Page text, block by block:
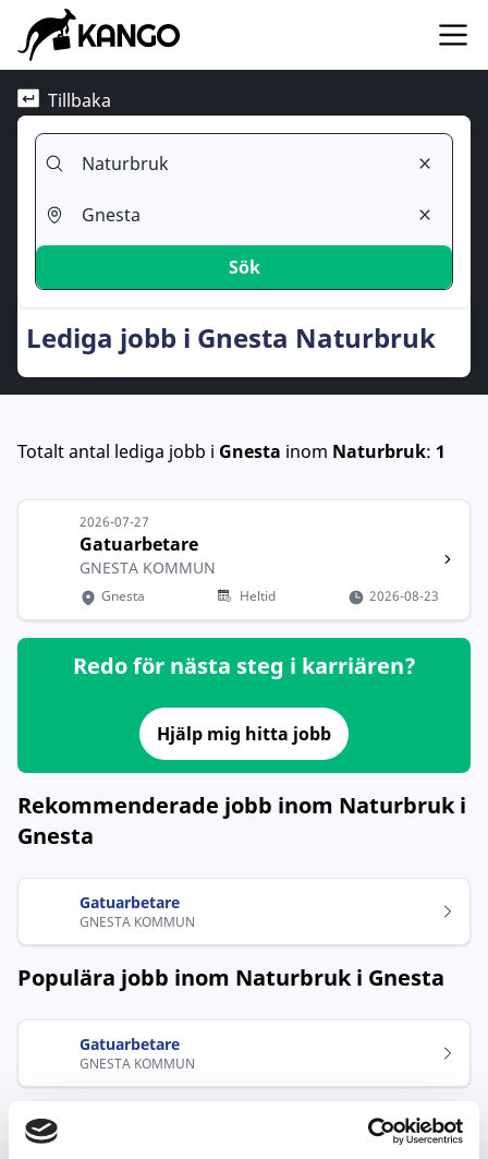
Tillbaka
Sök
Lediga jobb i Gnesta Naturbruk
Totalt antal lediga jobb i Gnesta inom Naturbruk: 1
2026-07-27
Gatuarbetare
GNESTA KOMMUN
Gnesta Heltid 2026-08-23
Redo för nästa steg i karriären?
Hjälp mig hitta jobb
Rekommenderade jobb inom Naturbruk i
Gnesta
Gatuarbetare
GNESTA KOMMUN
Populära jobb inom Naturbruk i Gnesta
Gatuarbetare
GNESTA KOMMUN